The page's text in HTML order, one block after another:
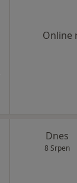
Online
Dnes
8 Srpen